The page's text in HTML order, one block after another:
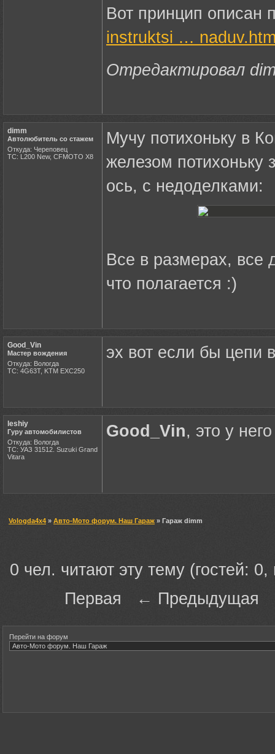
Вот принцип описан
instruktsi …
Отредактировал
dimm
Автолюбитель со стажем
Откуда: Череповец
ТС: L200 New, CFMOTO X8
Мучу потихоньку в
железом потихоньку
ось, с недоделками:
Все в размерах, все
что полагается :)
Good_Vin
Мастер вождения
Откуда: Вологда
ТС: 4G63T, KTM EXC250
эх вот если бы цепи
leshiy
Гуру автомобилистов
Откуда: Вологда
ТС: УАЗ 31512. Suzuki Grand
Vitara
Good_Vin, это у
Vologda4x4 » Авто-Мото форум. Наш Гараж » Гараж dimm
0 чел. читают эту тему (гостей:
Первая ←
Перейти на форум